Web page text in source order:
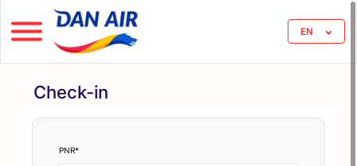
EN
Check-in
PNR*